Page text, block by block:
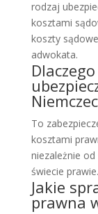
rodzaj
kosztami
koszty
adwokata.
To
kosztami
niezależnie
świecie prawie.
Jakie
prawna